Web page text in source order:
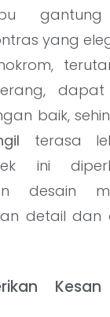
gantung
yang
dapat
baik,
terasa
ini
desain
detail dan